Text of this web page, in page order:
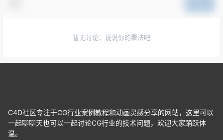
暂无讨论，说说你的看法吧
C4D社区专注于CG行业案例教程和动画灵感分享的网站，这里可以
一起聊聊天也可以一起讨论CG行业的技术问题，欢迎大家踊跃体
温。